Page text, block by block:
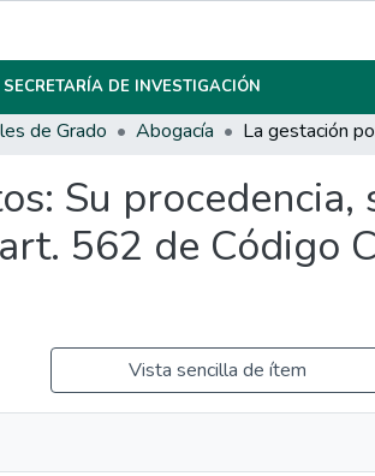
SECRETARÍA DE INVESTIGACIÓN
de Grado Abogacía
Su
562 de Código
Vista sencilla de ítem